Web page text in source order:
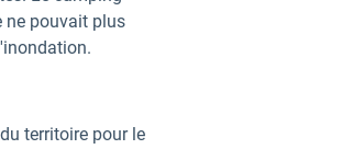
ne pouvait plus
territoire pour le